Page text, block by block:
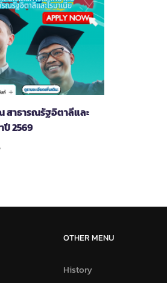
าธารณรัฐอิตาลีและ
ปี 2569
OTHER MENU
History